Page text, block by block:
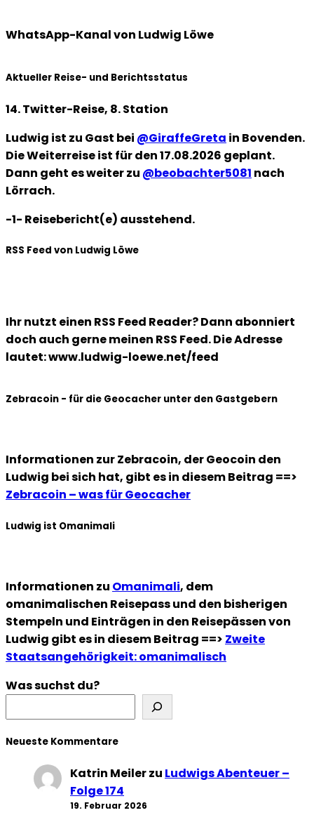
WhatsApp-Kanal von Ludwig Löwe
Aktueller Reise- und Berichtsstatus
14. Twitter-Reise, 8. Station
Ludwig ist zu Gast bei @GiraffeGreta in Bovenden.
Die Weiterreise ist für den 17.08.2026 geplant.
Dann geht es weiter zu @beobachter5081 nach
Lörrach.
-1- Reisebericht(e) ausstehend.
RSS Feed von Ludwig Löwe
Ihr nutzt einen RSS Feed Reader? Dann abonniert
doch auch gerne meinen RSS Feed. Die Adresse
lautet: www.ludwig-loewe.net/feed
Zebracoin - für die Geocacher unter den Gastgebern
Informationen zur Zebracoin, der Geocoin den
Ludwig bei sich hat, gibt es in diesem Beitrag ==>
Zebracoin – was für Geocacher
Ludwig ist Omanimali
Informationen zu Omanimali, dem
omanimalischen Reisepass und den bisherigen
Stempeln und Einträgen in den Reisepässen von
Ludwig gibt es in diesem Beitrag ==> Zweite
Staatsangehörigkeit: omanimalisch
Was suchst du?
Neueste Kommentare
Katrin Meilerzu Ludwigs Abenteuer –
Folge 174
19. Februar 2026